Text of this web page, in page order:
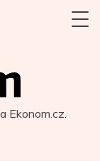
Ekonom.cz.